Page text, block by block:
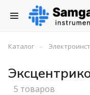
Каталог –
5 товаров